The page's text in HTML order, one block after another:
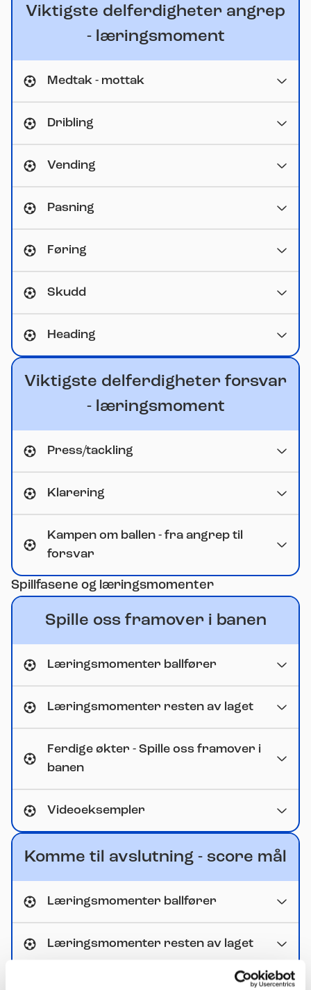
Viktigste delferdigheter angrep
- læringsmoment
Medtak - mottak
Dribling
Vending
Pasning
Føring
Skudd
Heading
Viktigste delferdigheter forsvar
- læringsmoment
Press/tackling
Klarering
Kampen om ballen - fra angrep til
forsvar
Spillfasene og læringsmomenter
Spille oss framover i banen
Læringsmomenter ballfører
Læringsmomenter resten av laget
Ferdige økter - Spille oss framover i
banen
Videoeksempler
Komme til avslutning - score mål
Læringsmomenter ballfører
Læringsmomenter resten av laget
Ferdige økter - Komme til avslutning,